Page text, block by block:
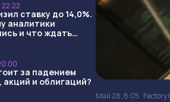
ставку до 14,0%.
аналитики
и что ждать
за падением
акций и облигаций?
Май 28, 8:05 Factory